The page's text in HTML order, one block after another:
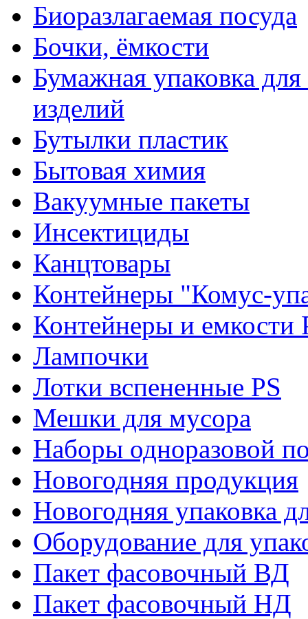
Биоразлагаемая посуда
Бочки, ёмкости
Бумажная упаковка
изделий
Бутылки пластик
Бытовая химия
Вакуумные пакеты
Инсектициды
Канцтовары
Контейнеры "Комус-
Контейнеры и емкости
Лампочки
Лотки вспененные PS
Мешки для мусора
Наборы одноразовой
Новогодняя продукция
Новогодняя упаковка
Оборудование для
Пакет фасовочный ВД
Пакет фасовочный НД